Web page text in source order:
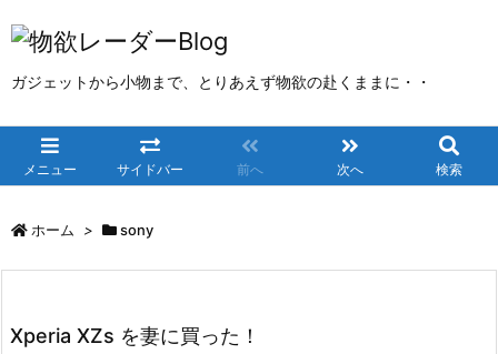
ガジェットから小物まで、とりあえず物欲の赴くままに・・
メニュー サイドバー 前へ 次へ 検索
ホーム > sony
Xperia XZs を妻に買った！